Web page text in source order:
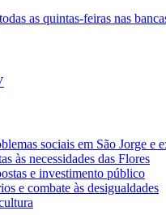
sociais em São Jorge e
às necessidades das Flores
e investimento público
e combate às desigualdades